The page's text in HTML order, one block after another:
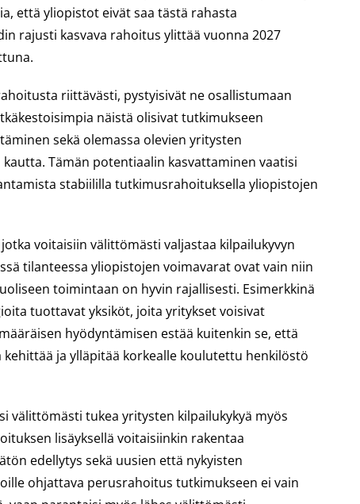
että yliopistot eivät saa tästä rahasta
rajusti kasvava rahoitus ylittää vuonna 2027
riittävästi, pystyisivät ne osallistumaan
näistä olisivat tutkimukseen
sekä olemassa olevien yritysten
Tämän potentiaalin kasvattaminen vaatisi
stabiililla tutkimusrahoituksella yliopistojen
voitaisiin välittömästi valjastaa kilpailukyvyn
tilanteessa yliopistojen voimavarat ovat vain niin
toimintaan on hyvin rajallisesti. Esimerkkinä
tuottavat yksiköt, joita yritykset voisivat
hyödyntämisen estää kuitenkin se, että
ja ylläpitää korkealle koulutettu henkilöstö
välittömästi tukea yritysten kilpailukykyä myös
lisäyksellä voitaisiinkin rakentaa
edellytys sekä uusien että nykyisten
ohjattava perusrahoitus tutkimukseen ei vain